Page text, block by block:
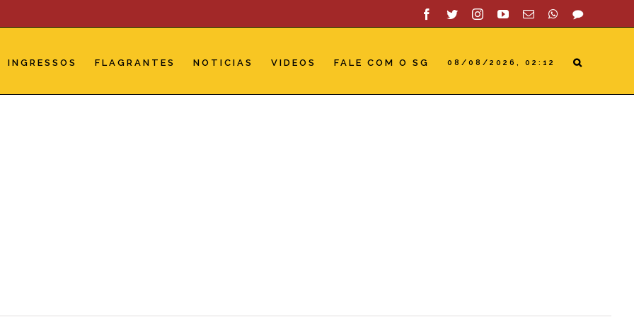
Facebook
TwitterInstagramYouTube
Email WhatsApp
SAC
INGRESSOS FLAGRANTES NOTICIAS VIDEOS FALE COM O SG 08/08/2026, 02:12